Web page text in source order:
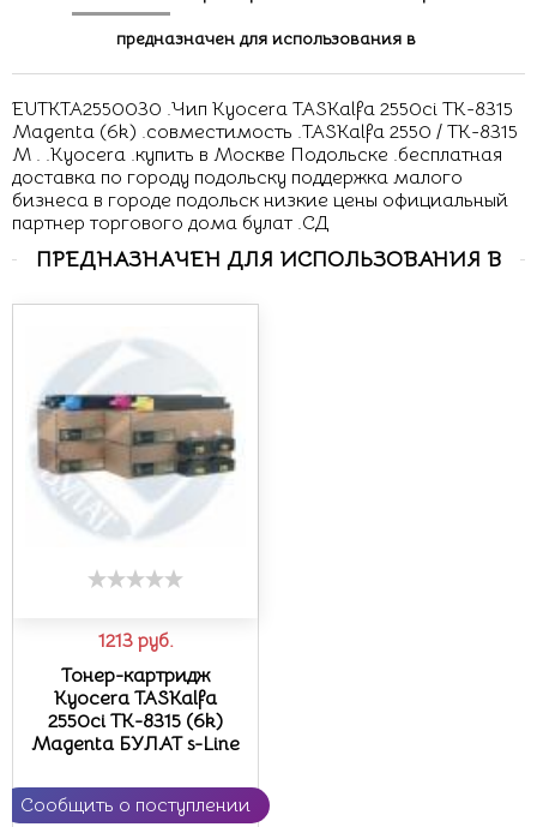
предназначен для использования в
EUTKTA2550030 .Чип Kyocera TASKalfa 2550ci TK-8315
Magenta (6k) .совместимость .TASKalfa 2550 / TK-8315
M . .Kyocera .купить в Москве Подольске .бесплатная
доставка по городу подольску поддержка малого
бизнеса в городе подольск низкие цены официальный
партнер торгового дома булат .СД
ПРЕДНАЗНАЧЕН ДЛЯ ИСПОЛЬЗОВАНИЯ В
1213 руб.
Тонер-картридж
Kyocera TASKalfa
2550ci TK-8315 (6k)
Magenta БУЛАТ s-Line
Сообщить о поступлении